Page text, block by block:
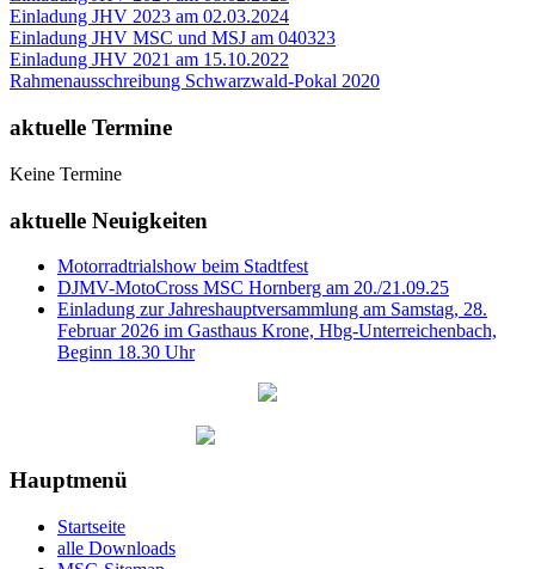
Einladung JHV 2023 am 02.03.2024
Einladung JHV MSC und MSJ am 040323
Einladung JHV 2021 am 15.10.2022
Rahmenausschreibung Schwarzwald-Pokal 2020
aktuelle Termine
Keine Termine
aktuelle Neuigkeiten
Motorradtrialshow beim Stadtfest
DJMV-MotoCross MSC Hornberg am 20./21.09.25
Einladung zur Jahreshauptversammlung am Samstag, 28.
Februar 2026 im Gasthaus Krone, Hbg-Unterreichenbach,
Beginn 18.30 Uhr
Hauptmenü
Startseite
alle Downloads